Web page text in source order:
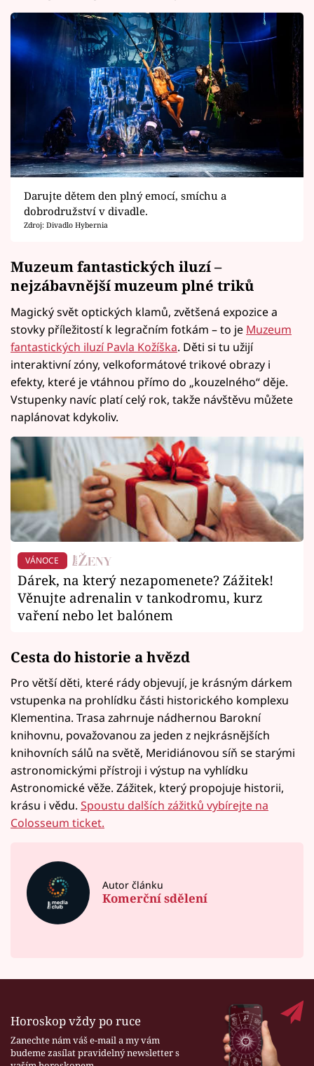
Darujte dětem den plný emocí, smíchu a
dobrodružství v divadle.
Zdroj: Divadlo Hybernia
Muzeum fantastických iluzí –
nejzábavnější muzeum plné triků
Magický svět optických klamů, zvětšená expozice a
stovky příležitostí k legračním fotkám – to je Muzeum
fantastických iluzí Pavla Kožíška. Děti si tu užijí
interaktivní zóny, velkoformátové trikové obrazy i
efekty, které je vtáhnou přímo do „kouzelného“ děje.
Vstupenky navíc platí celý rok, takže návštěvu můžete
naplánovat kdykoliv.
VÁNOCE
Dárek, na který nezapomenete? Zážitek!
Věnujte adrenalin v tankodromu, kurz
vaření nebo let balónem
Cesta do historie a hvězd
Pro větší děti, které rády objevují, je krásným dárkem
vstupenka na prohlídku části historického komplexu
Klementina. Trasa zahrnuje nádhernou Barokní
knihovnu, považovanou za jeden z nejkrásnějších
knihovních sálů na světě, Meridiánovou síň se starými
astronomickými přístroji i výstup na vyhlídku
Astronomické věže. Zážitek, který propojuje historii,
krásu i vědu. Spoustu dalších zážitků vybírejte na
Colosseum ticket.
Autor článku
Komerční sdělení
Horoskop vždy po ruce
Zanechte nám váš e-mail a my vám
budeme zasílat pravidelný newsletter s